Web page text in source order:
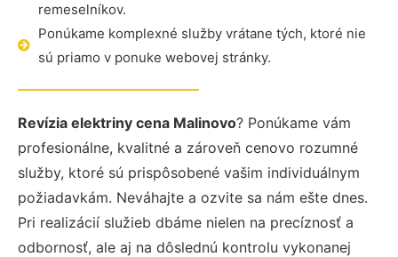
remeselníkov.
Ponúkame komplexné služby vrátane tých, ktoré nie
sú priamo v ponuke webovej stránky.
Revízia elektriny cena Malinovo? Ponúkame vám
profesionálne, kvalitné a zároveň cenovo rozumné
služby, ktoré sú prispôsobené vašim individuálnym
požiadavkám. Neváhajte a ozvite sa nám ešte dnes.
Pri realizácií služieb dbáme nielen na precíznosť a
odbornosť, ale aj na dôslednú kontrolu vykonanej